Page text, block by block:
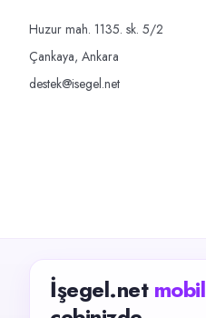
Huzur mah. 1135. sk. 5/2
Çankaya, Ankara
destek@isegel.net
İşegel.net mobil